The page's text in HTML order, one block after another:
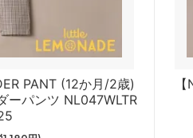
PANT (12か月/2歳)
ーパンツ NL047WLTR